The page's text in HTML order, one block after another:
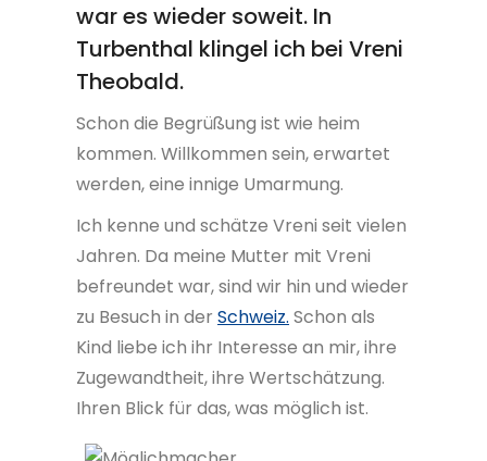
war es wieder soweit. In
Turbenthal klingel ich bei Vreni
Theobald.
Schon die Begrüßung ist wie heim
kommen. Willkommen sein, erwartet
werden, eine innige Umarmung.
Ich kenne und schätze Vreni seit vielen
Jahren. Da meine Mutter mit Vreni
befreundet war, sind wir hin und wieder
zu Besuch in der Schweiz. Schon als
Kind liebe ich ihr Interesse an mir, ihre
Zugewandtheit, ihre Wertschätzung.
Ihren Blick für das, was möglich ist.